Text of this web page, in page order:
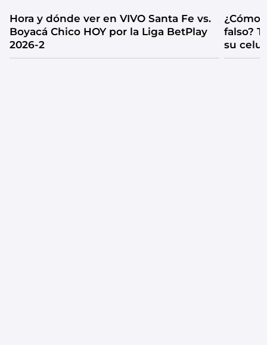
Hora y dónde ver en VIVO Santa Fe vs.
Boyacá Chico HOY por la Liga BetPlay
2026-2
¿Cómo
falso?
su